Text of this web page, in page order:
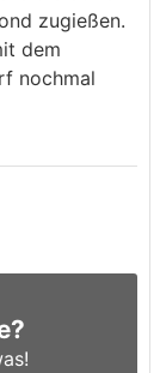
zugießen.
dem
nochmal